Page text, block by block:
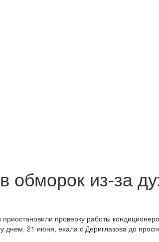
обморок из-за
проверку работы
днем, 21 июня, ехала с Дериглазова до